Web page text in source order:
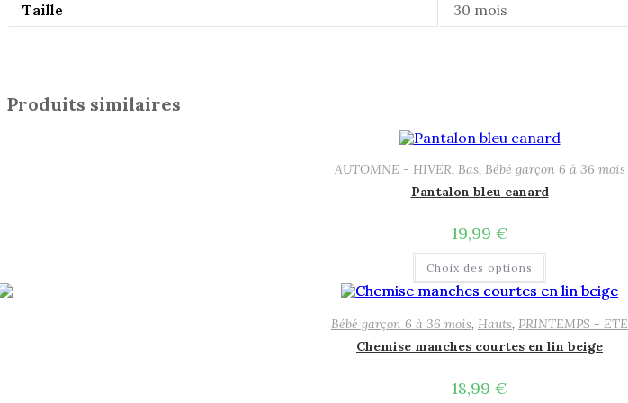
Taille 30 mois
Produits similaires
AUTOMNE - HIVER, Bas, Bébé garçon 6 à 36 mois
Pantalon bleu canard
19,99 €
Choix des options
Ce
a
plusieurs
variations.
Les
options
peuvent
Bébé garçon 6 à 36 mois, Hauts, PRINTEMPS - ETE
Chemise manches courtes en lin beige
18,99 €